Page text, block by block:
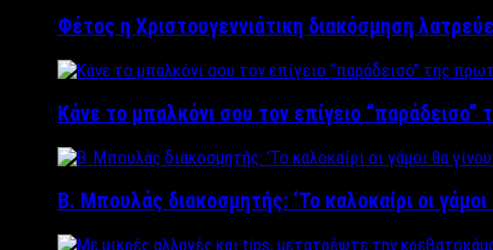
Φέτος η Χριστουγεννιάτικη διακόσμηση
Κάνε το μπαλκόνι σου τον επίγειο
Β. Μπουλάς διακοσμητής: ‘Το καλοκαίρι οι